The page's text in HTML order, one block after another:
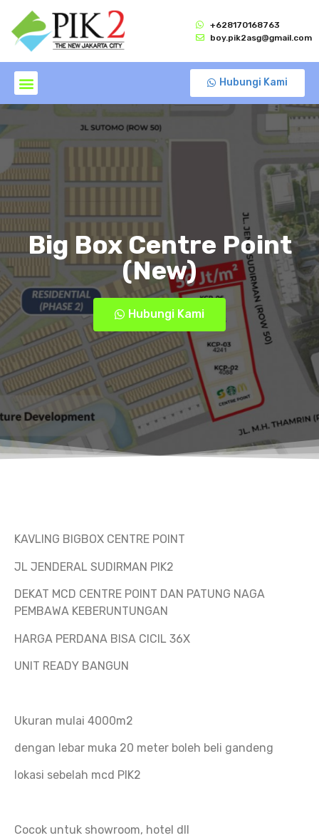
+628170168763
boy.pik2asg@gmail.com
Hubungi Kami
Big Box Centre Point
(New)
Hubungi Kami
KAVLING BIGBOX CENTRE POINT
JL JENDERAL SUDIRMAN PIK2
DEKAT MCD CENTRE POINT DAN PATUNG NAGA
PEMBAWA KEBERUNTUNGAN
HARGA PERDANA BISA CICIL 36X
UNIT READY BANGUN
Ukuran mulai 4000m2
dengan lebar muka 20 meter boleh beli gandeng
lokasi sebelah mcd PIK2
Cocok untuk showroom, hotel dll